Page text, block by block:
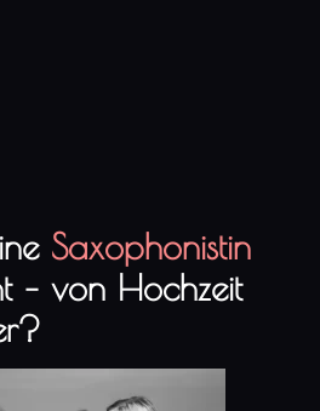
Saxophonistin
– von Hochzeit